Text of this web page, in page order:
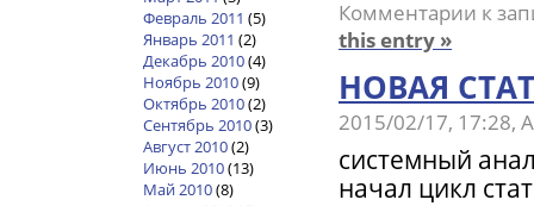
Комментарии к
this entry »
НОВАЯ
2015/02/17, 17:28,
системный
начал цикл
Февраль 2011 (5)
Январь 2011 (2)
Декабрь 2010(4)
Ноябрь 2010(9)
Октябрь 2010(2)
Сентябрь 2010(3)
Август 2010(2)
Июнь 2010(13)
Май 2010(8)